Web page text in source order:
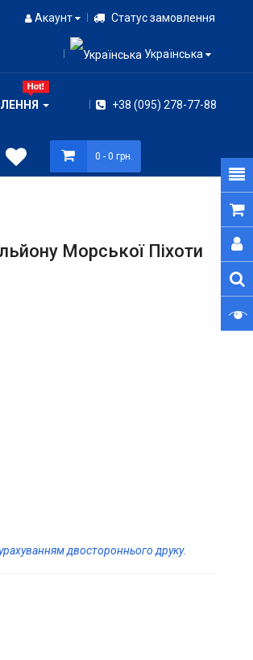
Акаунт Статус замовлення
Українська
+38 (095) 278-77-88
0 - 0 грн.
Морської Піхоти
двостороннього друку.